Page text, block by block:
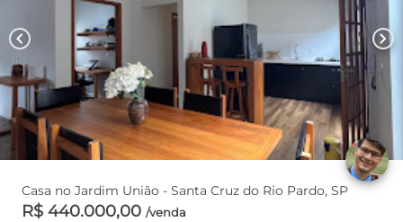
chevron_left chevron_right
Casa no Jardim União - Santa Cruz do Rio Pardo, SP
R$ 440.000,00 /venda